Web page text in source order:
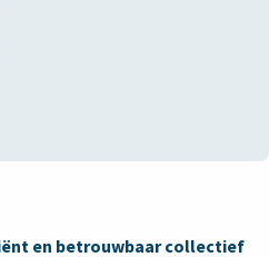
en betrouwbaar collectief